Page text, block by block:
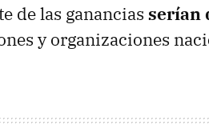
de las ganancias serían
y organizaciones